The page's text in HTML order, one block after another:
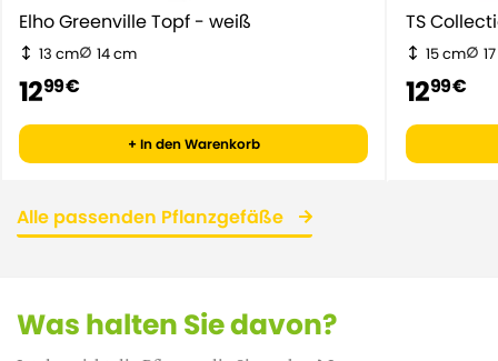
Elho Greenville Topf - weiß
13 cm 14 cm
1299 €
+ In den Warenkorb
TS
15 cm
1299 €
Alle passenden Pflanzgefäße
Was halten Sie davon?